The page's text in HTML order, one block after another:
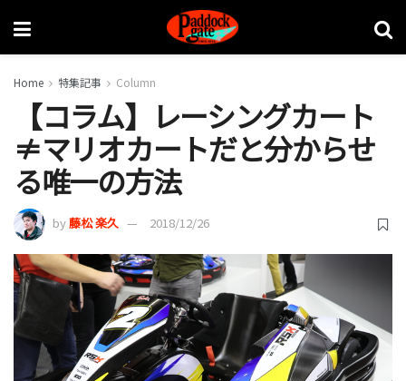
Home 特集記事 Column
【コラム】レーシングカート
≠マリオカートだと分からせ
る唯一の方法
by藤松 楽久 2018/12/26